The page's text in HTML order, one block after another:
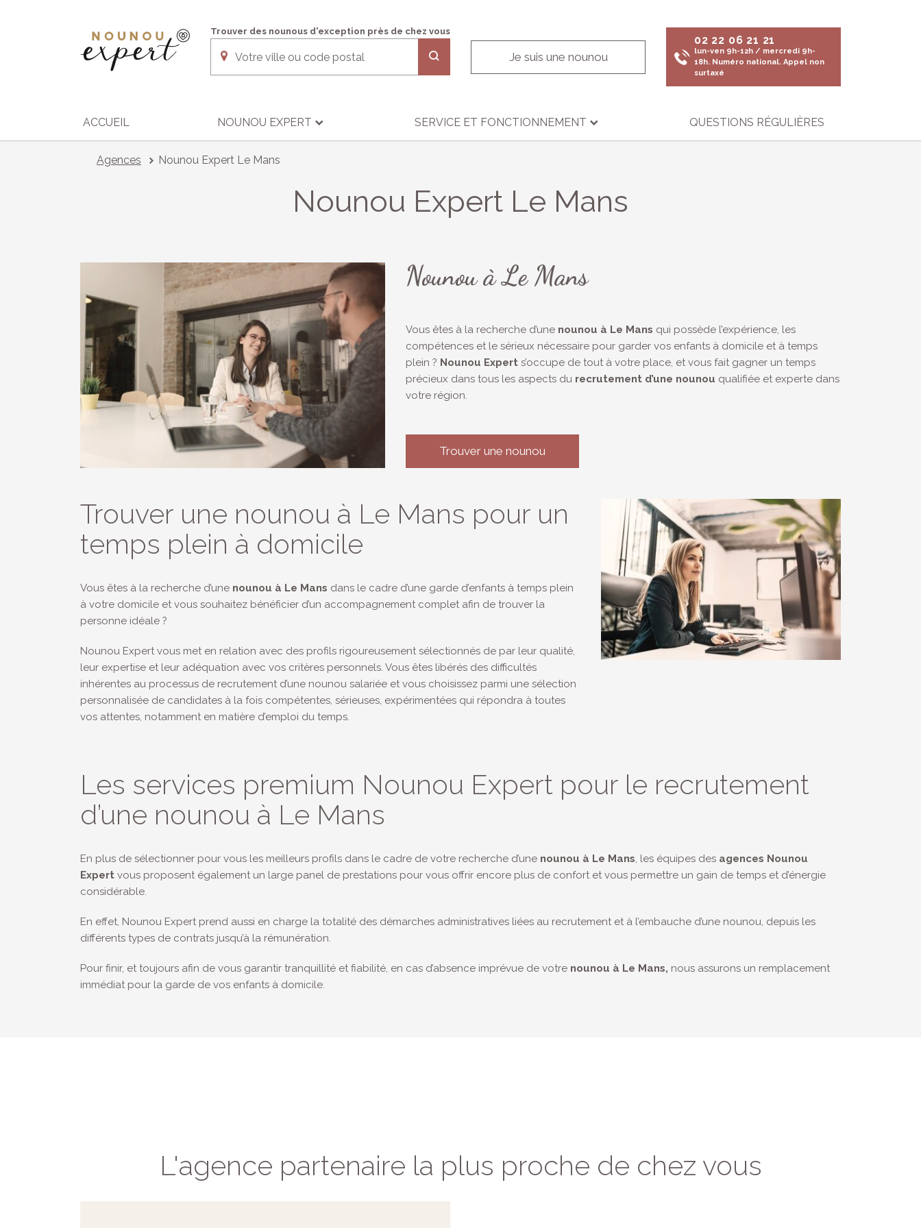
Trouver des nounous d'exception près de chez vous
Je suis une nounou
02 22 06 21 21
lun-ven 9h-12h / mercredi 9h-
18h. Numéro national. Appel non
surtaxé
ACCUEIL NOUNOU EXPERT SERVICE ET FONCTIONNEMENT QUESTIONS RÉGULIÈRES
Agences Nounou Expert Le Mans
Nounou Expert Le Mans
Nounou à Le Mans
Vous êtes à la recherche d’une nounou à Le Mans qui possède l’expérience, les
compétences et le sérieux nécessaire pour garder vos enfants à domicile et à temps
plein ? Nounou Expert s’occupe de tout à votre place, et vous fait gagner un temps
précieux dans tous les aspects du recrutement d’une nounou qualifiée et experte dans
votre région.
Trouver une nounou
Trouver une nounou à Le Mans pour un
temps plein à domicile
Vous êtes à la recherche d’une nounou à Le Mans dans le cadre d’une garde d’enfants à temps plein
à votre domicile et vous souhaitez bénéficier d’un accompagnement complet afin de trouver la
personne idéale ?
Nounou Expert vous met en relation avec des profils rigoureusement sélectionnés de par leur qualité,
leur expertise et leur adéquation avec vos critères personnels. Vous êtes libérés des difficultés
inhérentes au processus de recrutement d’une nounou salariée et vous choisissez parmi une sélection
personnalisée de candidates à la fois compétentes, sérieuses, expérimentées qui répondra à toutes
vos attentes, notamment en matière d’emploi du temps.
Les services premium Nounou Expert pour le recrutement
d’une nounou à Le Mans
En plus de sélectionner pour vous les meilleurs profils dans le cadre de votre recherche d’une nounou à Le Mans , les équipes des agences Nounou
Expert vous proposent également un large panel de prestations pour vous offrir encore plus de confort et vous permettre un gain de temps et d’énergie
considérable.
En effet, Nounou Expert prend aussi en charge la totalité des démarches administratives liées au recrutement et à l’embauche d’une nounou, depuis les
différents types de contrats jusqu’à la rémunération.
Pour finir, et toujours afin de vous garantir tranquillité et fiabilité, en cas d’absence imprévue de votre nounou à Le Mans, nous assurons un remplacement
immédiat pour la garde de vos enfants à domicile.
L'agence partenaire la plus proche de chez vous